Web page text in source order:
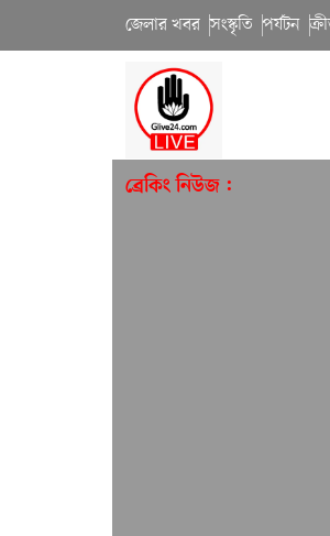
জেলার খবর সংস্কৃতি পর্যটন
ব্রেকিং নিউজ :